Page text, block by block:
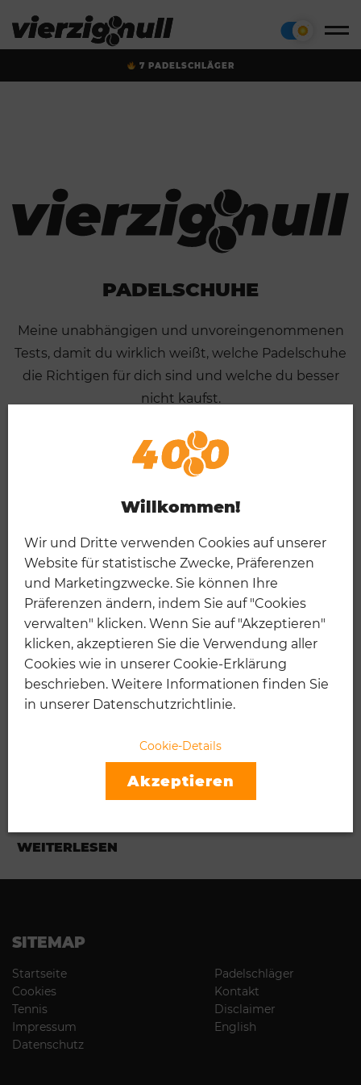
Willkommen!
Wir und Dritte verwenden Cookies auf unserer
Website für statistische Zwecke, Präferenzen
und Marketingzwecke. Sie können Ihre
Präferenzen ändern, indem Sie auf "Cookies
verwalten" klicken. Wenn Sie auf "Akzeptieren"
klicken, akzeptieren Sie die Verwendung aller
Cookies wie in unserer Cookie-Erklärung
beschrieben. Weitere Informationen finden Sie
in unserer Datenschutzrichtlinie.
Cookie-Details
Akzeptieren
7 PADELSCHLÄGER
PADELSCHUHE
Meine unabhängigen und unvoreingenommenen
Tests, damit du wirklich weißt, welche Padelschuhe
die Richtigen für dich sind und welche du besser
nicht kaufst.
PADELSCHUHE
WEITERLESEN
SITEMAP
Startseite
Padelschläger
Cookies
Kontakt
Tennis
Disclaimer
Impressum
English
Datenschutz